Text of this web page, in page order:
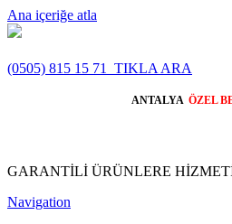
Ana içeriğe atla
(0505) 815 15 71 TIKLA ARA
ANTALYA ÖZEL
GARANTİLİ ÜRÜNLERE
Navigation